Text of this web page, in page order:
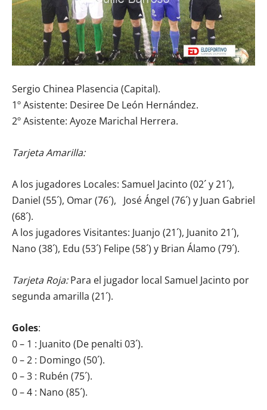
Sergio Chinea Plasencia (Capital).
1º Asistente: Desiree De León Hernández.
2º Asistente: Ayoze Marichal Herrera.
Tarjeta Amarilla:
A los jugadores Locales: Samuel Jacinto (02´ y 21´),
Daniel (55´), Omar (76´), José Ángel (76´) y Juan Gabriel
(68´).
A los jugadores Visitantes: Juanjo (21´), Juanito 21´),
Nano (38´), Edu (53´) Felipe (58´) y Brian Álamo (79´).
Tarjeta Roja:Para el jugador local Samuel Jacinto por
segunda amarilla (21´).
Goles:
0 – 1 : Juanito (De penalti 03´).
0 – 2 : Domingo (50´).
0 – 3 : Rubén (75´).
0 – 4 : Nano (85´).